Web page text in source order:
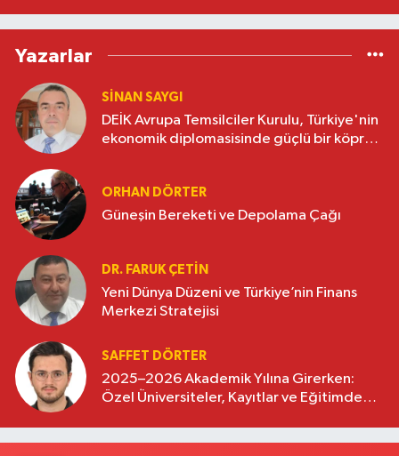
Yazarlar
SINAN SAYGI
DEİK Avrupa Temsilciler Kurulu, Türkiye'nin
ekonomik diplomasisinde güçlü bir köprü
ORHAN DÖRTER
Güneşin Bereketi ve Depolama Çağı
DR. FARUK ÇETİN
Yeni Dünya Düzeni ve Türkiye’nin Finans
Merkezi Stratejisi
SAFFET DÖRTER
2025–2026 Akademik Yılına Girerken:
Özel Üniversiteler, Kayıtlar ve Eğitimde